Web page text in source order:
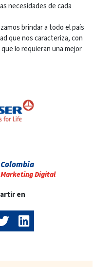
necesidades de cada
brindar a todo el país
que nos caracteriza, con
lo requieran una mejor
Marketing Digital
en